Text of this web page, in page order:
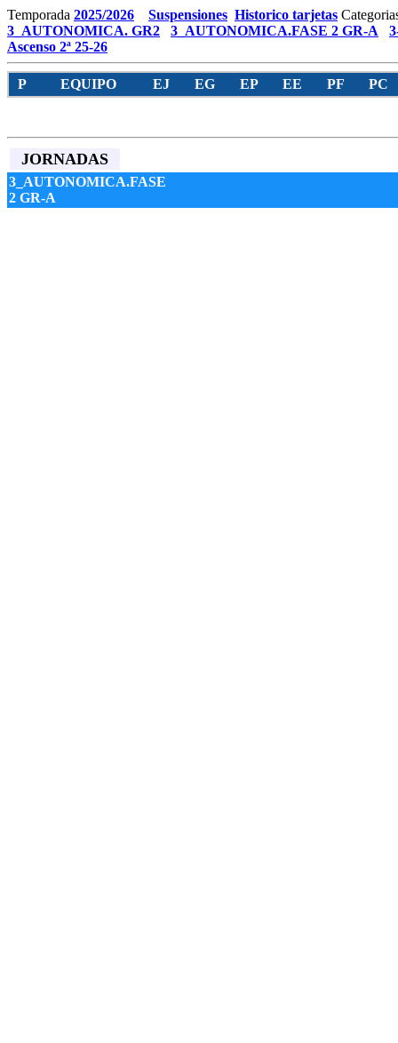
Temporada 2025/2026 Suspensiones Historico tarjetas
3_AUTONOMICA. GR2
3_AUTONOMICA.FASE 2 GR-A
Ascenso 2ª 25-26
P EQUIPO EJ EG EP EE PF PC
JORNADAS
3_AUTONOMICA.FASE
2 GR-A